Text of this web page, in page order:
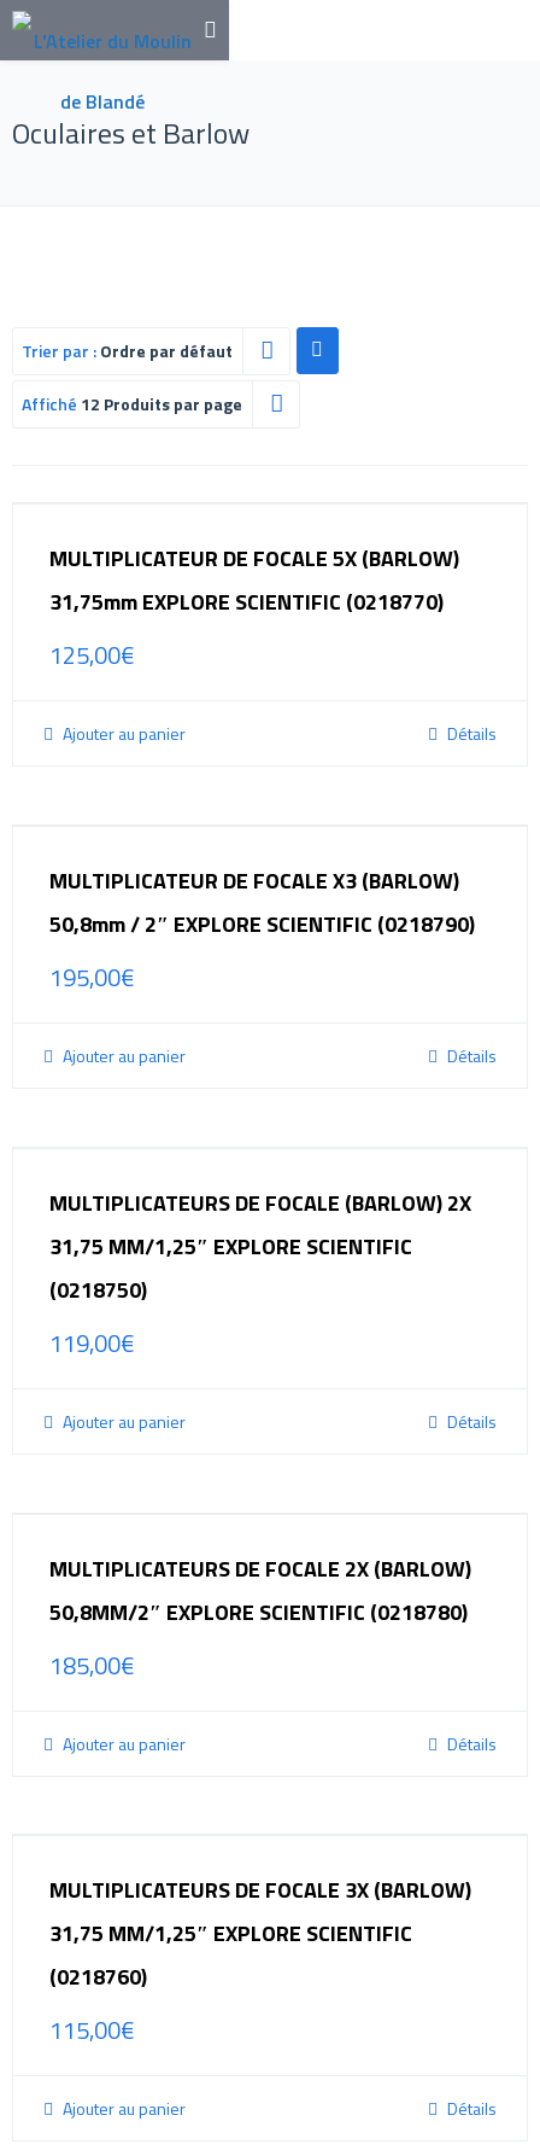
Oculaires et Barlow
Trier par :Ordre par défaut
Affiché 12 Produits par page
MULTIPLICATEUR DE FOCALE 5X (BARLOW)
31,75mm EXPLORE SCIENTIFIC (0218770)
125,00€
Ajouter au panier Détails
MULTIPLICATEUR DE FOCALE X3 (BARLOW)
50,8mm / 2″ EXPLORE SCIENTIFIC (0218790)
195,00€
Ajouter au panier Détails
MULTIPLICATEURS DE FOCALE (BARLOW) 2X
31,75 MM/1,25″ EXPLORE SCIENTIFIC
(0218750)
119,00€
Ajouter au panier Détails
MULTIPLICATEURS DE FOCALE 2X (BARLOW)
50,8MM/2″ EXPLORE SCIENTIFIC (0218780)
185,00€
Ajouter au panier Détails
MULTIPLICATEURS DE FOCALE 3X (BARLOW)
31,75 MM/1,25″ EXPLORE SCIENTIFIC
(0218760)
115,00€
Ajouter au panier Détails